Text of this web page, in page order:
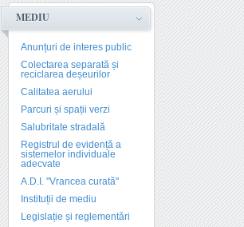
MEDIU
Anunțuri de interes public
Colectarea separată și
reciclarea deșeurilor
Calitatea aerului
Parcuri și spații verzi
Salubritate stradală
Registrul de evidență a
sistemelor individuale
adecvate
A.D.I. "Vrancea curată"
Instituții de mediu
Legislație și reglementări